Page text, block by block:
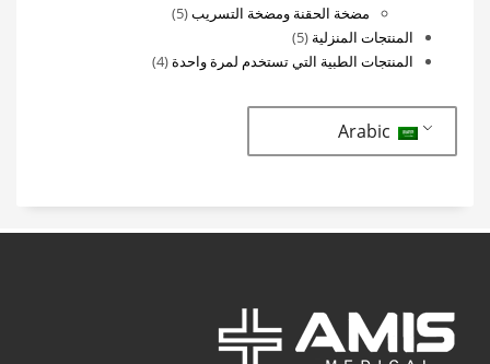
منتجات
مضخة الحقنة ومضخة التسريب 5
5
المنتجات المنزلية 5
5
منتجات
المنتجات الطبية التي تستخدم لمرة واحدة 4
4